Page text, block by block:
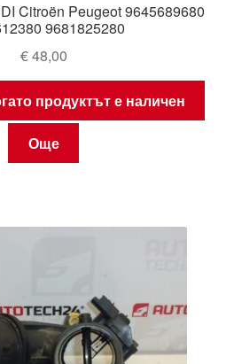
Citroën Peugeot 9645689680
9681825280
€48,00
продуктът е наличен
Още